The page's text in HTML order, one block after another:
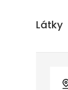
Látky